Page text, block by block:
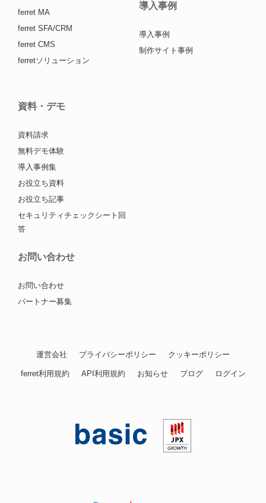
ferret MA
ferret SFA/CRM
ferret CMS
ferretソリューション
導入事例
導入事例
制作サイト事例
資料・デモ
資料請求
無料デモ体験
導入事例集
お役立ち資料
お役立ち記事
セキュリティチェックシート回
答
お問い合わせ
お問い合わせ
パートナー募集
運営会社 プライバシーポリシー クッキーポリシー
ferret利用規約 API利用規約 お知らせ ブログ ログイン